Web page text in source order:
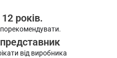
років.
від виробника